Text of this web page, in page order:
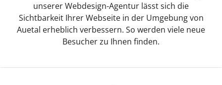
unserer Webdesign-Agentur lässt sich die
Sichtbarkeit Ihrer Webseite in der Umgebung von
Auetal erheblich verbessern. So werden viele neue
Besucher zu Ihnen finden.